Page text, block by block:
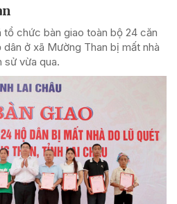
tổ chức bàn giao toàn bộ 24 căn
ở xã Mường Than bị mất nhà
sử vừa qua.